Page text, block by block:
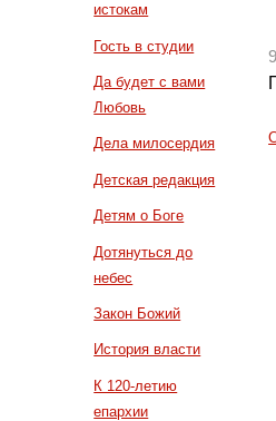
истокам
Гость в студии
Да будет с вами
Любовь
Дела милосердия
Детская редакция
Детям о Боге
Дотянуться до
небес
Закон Божий
История власти
К 120-летию
епархии